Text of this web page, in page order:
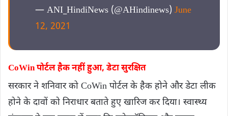
— ANI_HindiNews (@AHindinews) June
12, 2021
CoWin पोर्टल हैक नहीं हुआ, डेटा सुरक्षित
सरकार ने शनिवार को CoWin पोर्टल के हैक होने और डेटा लीक
होने के दावों को निराधार बताते हुए खारिज कर दिया। स्वास्थ्य